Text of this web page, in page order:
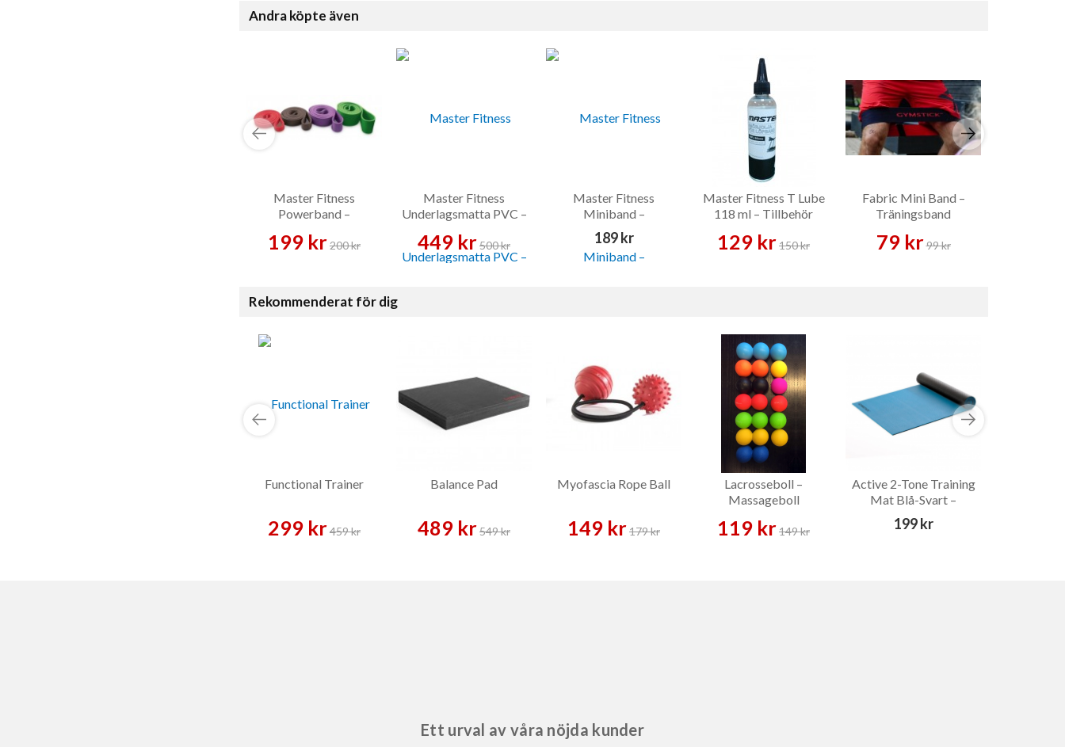
Andra köpte även
Master Fitness
Powerband –
199 kr200 kr
Master Fitness
Underlagsmatta PVC –
449 kr500 kr
Master Fitness
Miniband –
Träningsband
189 kr
Master Fitness T Lube
118 ml – Tillbehör
129 kr150 kr
Fabric Mini Band –
Träningsband
79 kr99 kr
Rekommenderat för dig
Functional Trainer
299 kr459 kr
Balance Pad
489 kr549 kr
Myofascia Rope Ball
149 kr179 kr
Lacrosseboll –
Massageboll
119 kr149 kr
Active 2-Tone Training
Mat Blå-Svart –
Träningsmatta
199 kr
Ett urval av våra nöjda kunder